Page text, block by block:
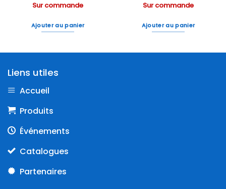
Sur commande
Ajouter au panier
Sur commande
Ajouter au panier
Liens utiles
Accueil
Produits
Événements
Catalogues
Partenaires